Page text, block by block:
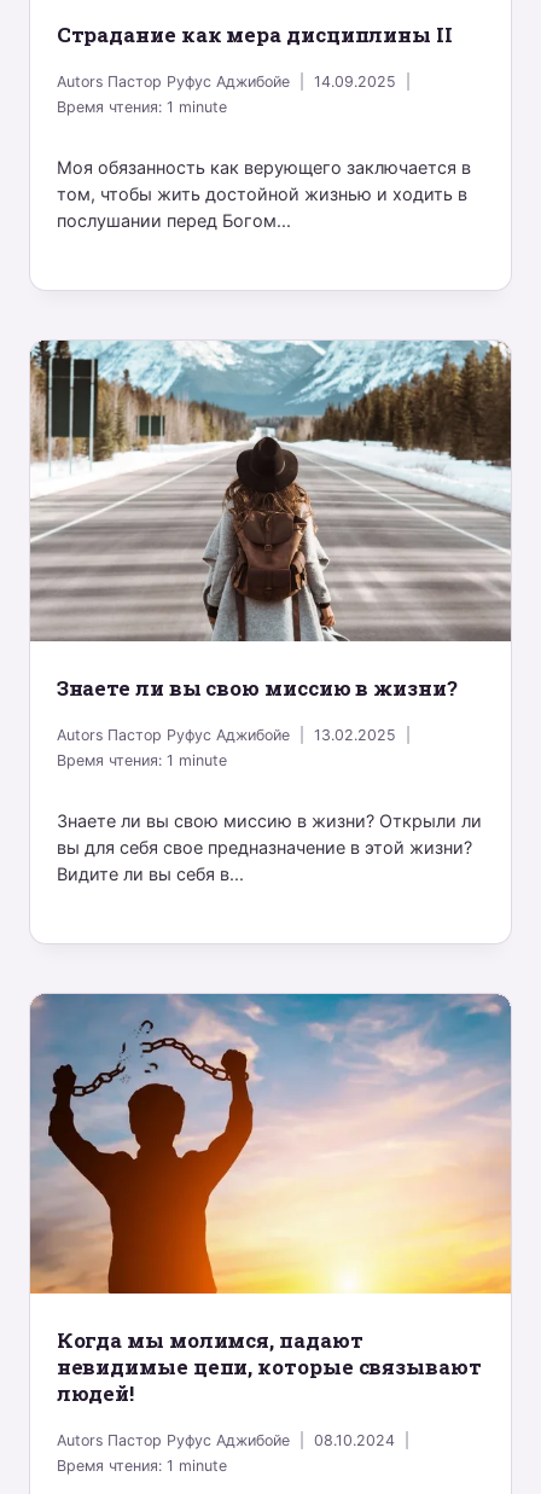
Страдание как мера дисциплины II
Autors Пастор Руфус Аджибойе
14.09.2025
Время чтения:1 minute
Моя обязанность как верующего заключается в
том, чтобы жить достойной жизнью и ходить в
послушании перед Богом...
Знаете ли вы свою миссию в жизни?
Autors Пастор Руфус Аджибойе
13.02.2025
Время чтения:1 minute
Знаете ли вы свою миссию в жизни? Открыли ли
вы для себя свое предназначение в этой жизни?
Видите ли вы себя в...
Когда мы молимся, падают
невидимые цепи, которые связывают
людей!
Autors Пастор Руфус Аджибойе
08.10.2024
Время чтения:1 minute